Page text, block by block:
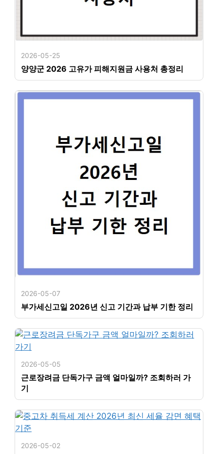
2026-05-25
양양군 2026 고유가 피해지원금 사용처 총정리
2026-05-07
부가세신고일 2026년 신고 기간과 납부 기한 정리
2026-05-05
근로장려금 단독가구 금액 얼마일까? 조회하러 가
기
2026-05-02